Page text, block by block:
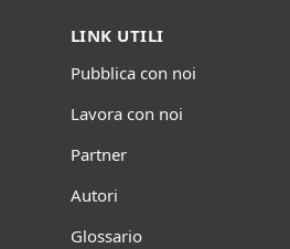
LINK UTILI
Pubblica con noi
Lavora con noi
Partner
Autori
Glossario